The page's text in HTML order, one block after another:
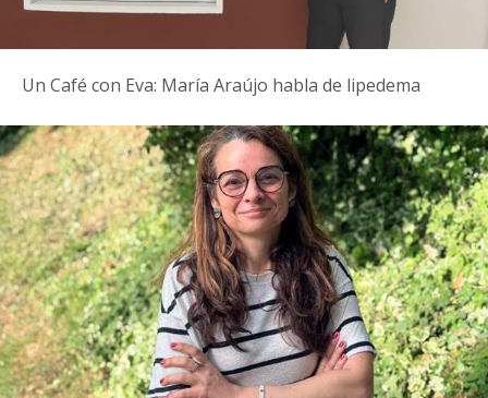
Un Café con Eva: María Araújo habla de lipedema